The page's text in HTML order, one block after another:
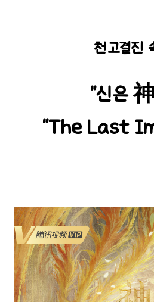
천고결진
“신은
“The Last